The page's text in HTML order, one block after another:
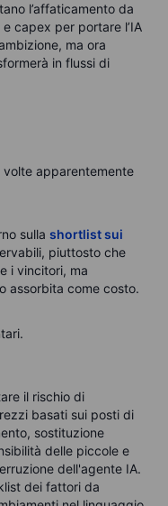
l’affaticamento da
capex per portare l’IA
ma ora
in flussi di
apparentemente
sulla shortlist sui
piuttosto che
i vincitori, ma
assorbita come costo.
il rischio di
basati sui posti di
sostituzione
delle piccole e
dell'agente IA.
dei fattori da